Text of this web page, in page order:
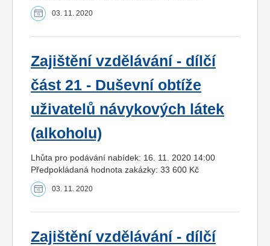
03. 11. 2020
Zajištění vzdělávání - dílčí
část 21 - Duševní obtíže
uživatelů návykových látek
(alkoholu)
Lhůta pro podávání nabídek: 16. 11. 2020 14:00
Předpokládaná hodnota zakázky: 33 600 Kč
03. 11. 2020
Zajištění vzdělávání - dílčí